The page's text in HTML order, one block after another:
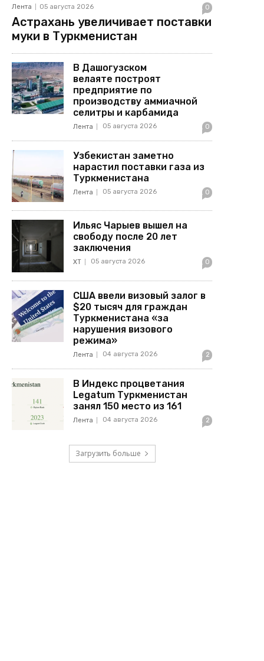
Лента 05 августа 2026 0
Астрахань увеличивает поставки
муки в Туркменистан
В Дашогузском
велаяте построят
предприятие по
производству аммиачной
селитры и карбамида
Лента 05 августа 2026 0
Узбекистан заметно
нарастил поставки газа из
Туркменистана
Лента 05 августа 2026 0
Ильяс Чарыев вышел на
свободу после 20 лет
заключения
ХТ 05 августа 2026 0
США ввели визовый залог в
$20 тысяч для граждан
Туркменистана «за
нарушения визового
режима»
Лента 04 августа 2026 2
В Индекс процветания
Legatum Туркменистан
занял 150 место из 161
Лента 04 августа 2026 2
Загрузить больше